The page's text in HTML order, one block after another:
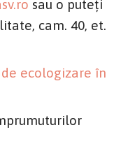
sau o puteţi
cam. 40, et.
ecologizare în